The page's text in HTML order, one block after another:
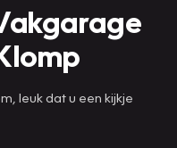
leuk dat u een kijkje